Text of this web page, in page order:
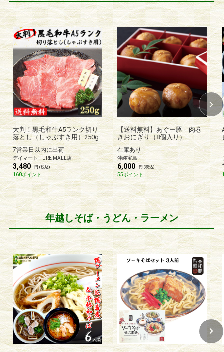
大判！黒毛和牛A5ランク切り
落とし（しゃぶすき用）250g
7営業日以内に出荷
デイマート JRE MALL店
3,480 円 (税込)
160ポイント
【送料無料】あぐー豚 肉巻
きおにぎり（8個入り）
在庫あり
沖縄宝島
6,000 円 (税込)
55ポイント
年越しそば・うどん・ラーメン